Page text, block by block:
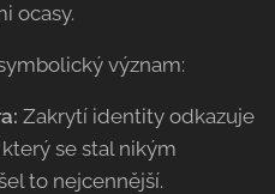
ocasy.
význam:
Zakrytí identity odkazuje
se stal nikým
to nejcennější.